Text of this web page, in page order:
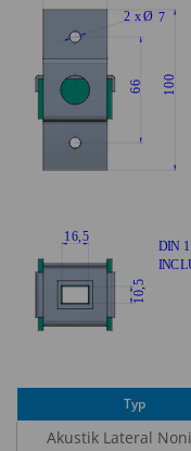
Typ
Akustik Lateral